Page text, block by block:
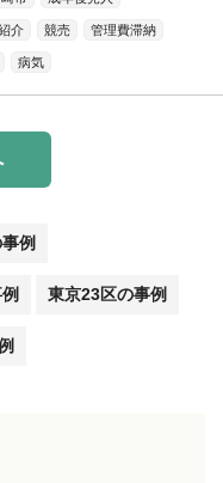
介 競売 管理費滞納
病気
例
東京23区の事例